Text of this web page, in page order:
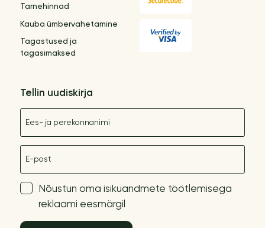
Tarnehinnad
Kauba ümbervahetamine
Tagastused ja
tagasimaksed
Tellin uudiskirja
Nõustun oma isikuandmete töötlemisega
reklaami eesmärgil